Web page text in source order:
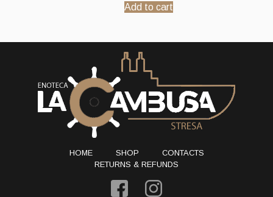
Add to cart
HOME SHOP
CONTACTS
RETURNS & REFUNDS